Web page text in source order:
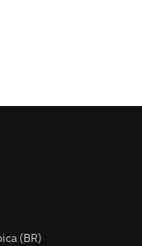
(BR)